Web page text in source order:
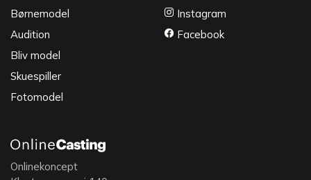
Børnemodel
Audition
Bliv model
Skuespiller
Fotomodel
Instagram
Facebook
Onlinekoncept